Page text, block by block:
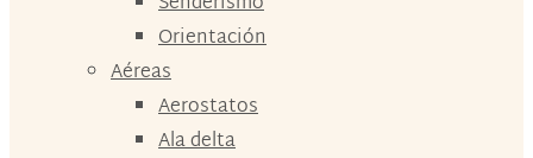
Orientación
Aéreas
Aerostatos
Ala delta